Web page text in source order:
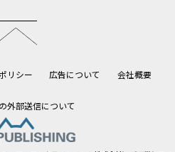
リシー 広告について 会社概要
外部送信について